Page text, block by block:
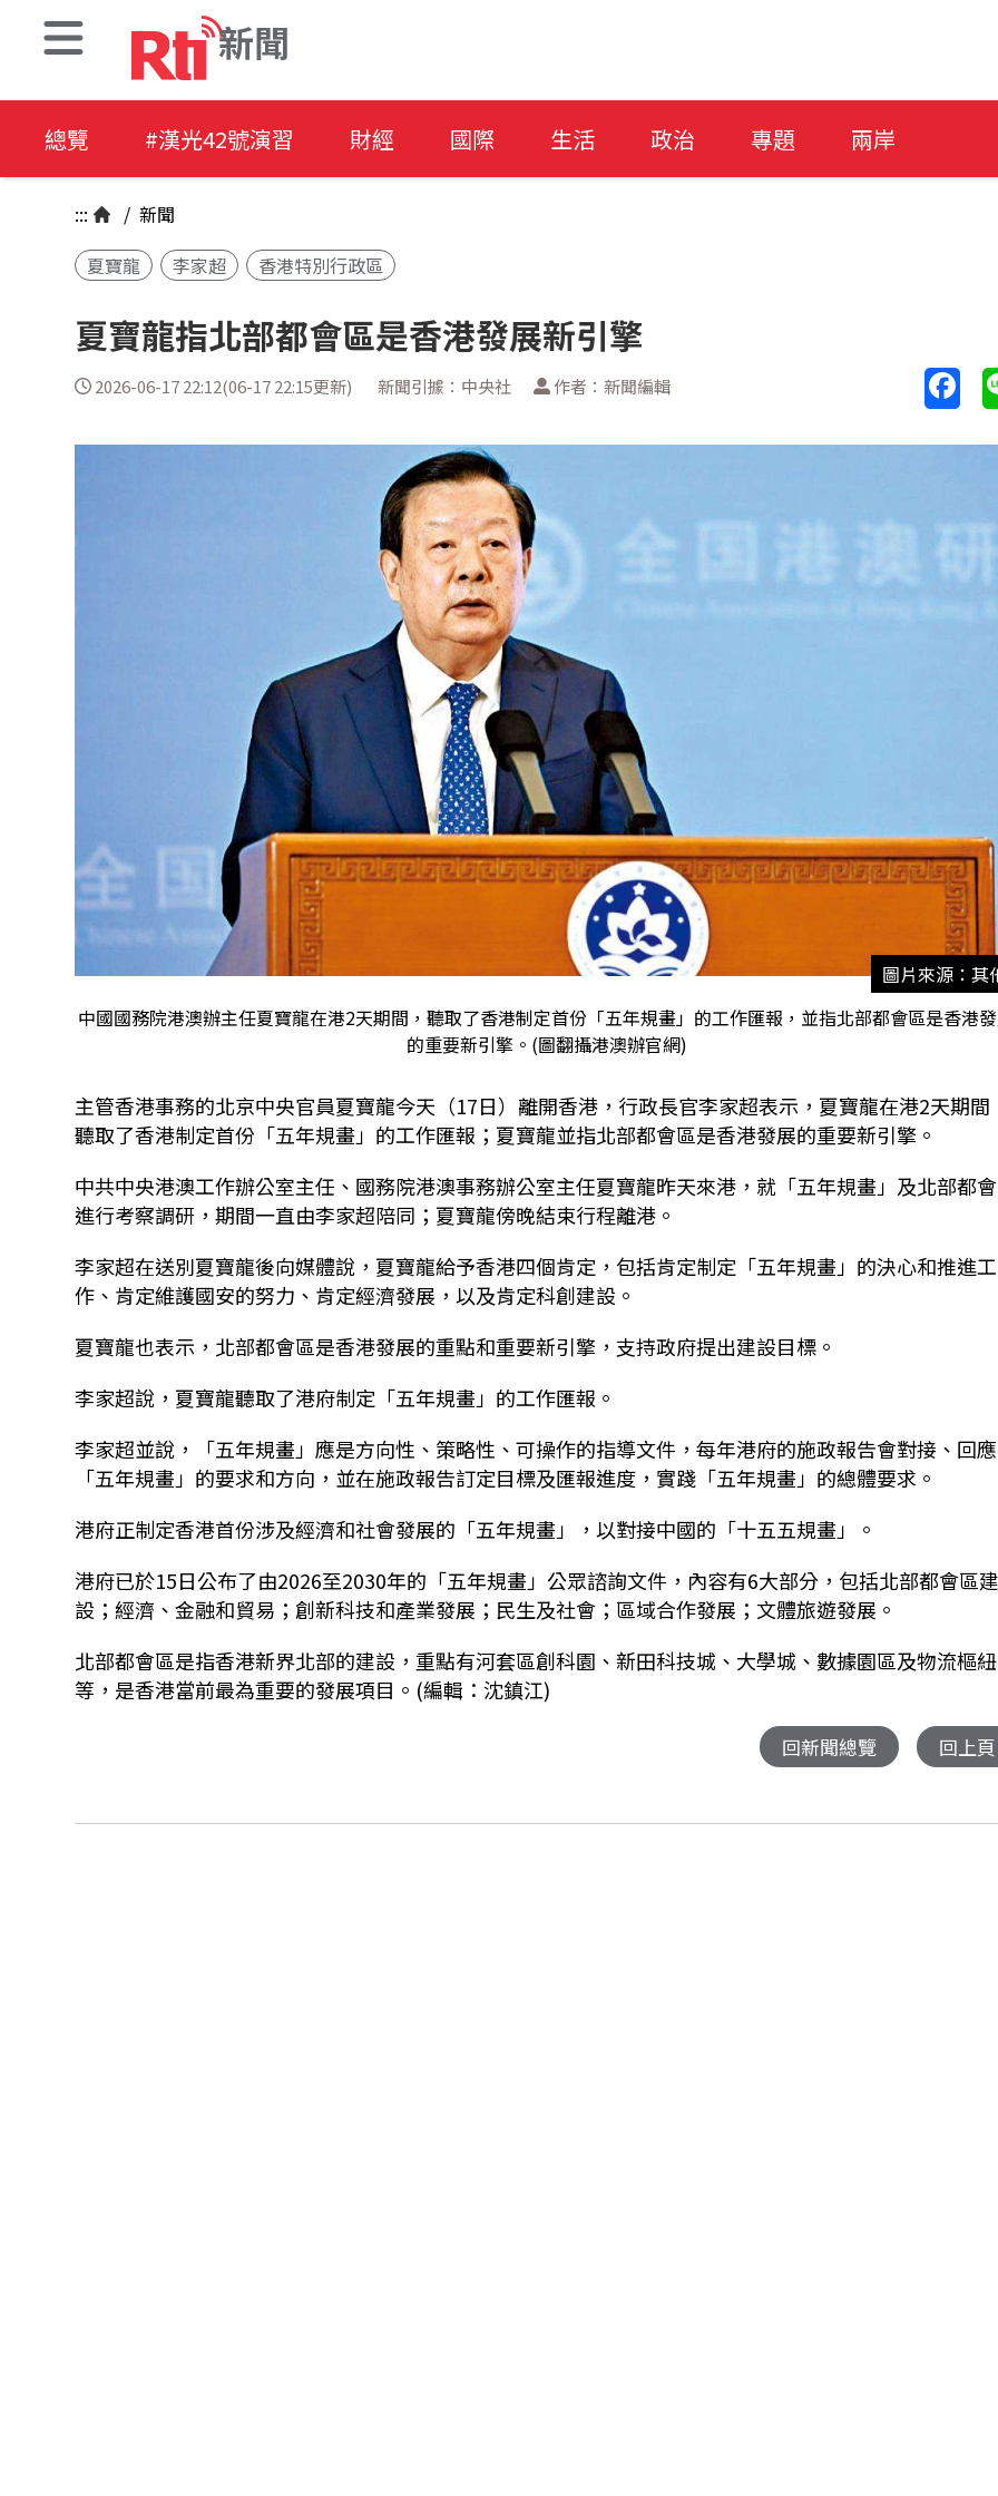
新聞
總覽 #漢光42號演習 財經 國際 生活 政治 專題 兩岸
::: / 新聞
夏寶龍
李家超 香港特別行政區
夏寶龍指北部都會區是香港發展新引擎
2026-06-17 22:12(06-17 22:15更新) 新聞引據：中央社 作者：新聞編輯
圖片來源：其
中國國務院港澳辦主任夏寶龍在港2天期間，聽取了香港制定首份「五年規畫」的工作匯報，並指北部都會區是香港
的重要新引擎。(圖翻攝港澳辦官網)
主管香港事務的北京中央官員夏寶龍今天（17日）離開香港，行政長官李家超表示，夏寶龍在港2天期間
聽取了香港制定首份「五年規畫」的工作匯報；夏寶龍並指北部都會區是香港發展的重要新引擎。
中共中央港澳工作辦公室主任、國務院港澳事務辦公室主任夏寶龍昨天來港，就「五年規畫」及北部都
進行考察調研，期間一直由李家超陪同；夏寶龍傍晚結束行程離港。
李家超在送別夏寶龍後向媒體說，夏寶龍給予香港四個肯定，包括肯定制定「五年規畫」的決心和推進工
作、肯定維護國安的努力、肯定經濟發展，以及肯定科創建設。
夏寶龍也表示，北部都會區是香港發展的重點和重要新引擎，支持政府提出建設目標。
李家超說，夏寶龍聽取了港府制定「五年規畫」的工作匯報。
李家超並說，「五年規畫」應是方向性、策略性、可操作的指導文件，每年港府的施政報告會對接、回應
「五年規畫」的要求和方向，並在施政報告訂定目標及匯報進度，實踐「五年規畫」的總體要求。
港府正制定香港首份涉及經濟和社會發展的「五年規畫」，以對接中國的「十五五規畫」。
港府已於15日公布了由2026至2030年的「五年規畫」公眾諮詢文件，內容有6大部分，包括北部都會區
設；經濟、金融和貿易；創新科技和產業發展；民生及社會；區域合作發展；文體旅遊發展。
北部都會區是指香港新界北部的建設，重點有河套區創科園、新田科技城、大學城、數據園區及物流樞紐
等，是香港當前最為重要的發展項目。(編輯：沈鎮江)
回新聞總覽 回上頁